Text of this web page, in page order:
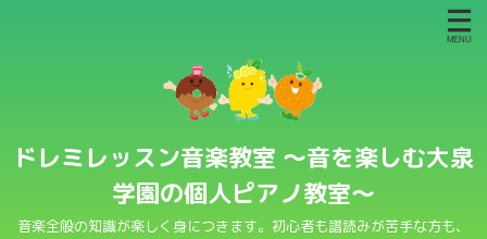
ドレミレッスン音楽教室 〜音を楽しむ大泉
学園の個人ピアノ教室〜
音楽全般の知識が楽しく身につきます。初心者も譜読みが苦手な方も、